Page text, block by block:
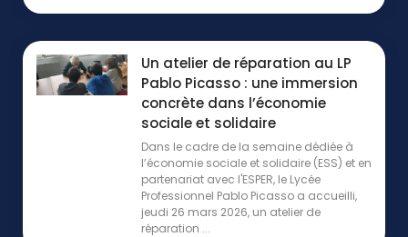
Un atelier de réparation au LP
Pablo Picasso : une immersion
concrète dans l’économie
sociale et solidaire
Dans le cadre de la semaine dédiée à
l’économie sociale et solidaire (ESS) et en
partenariat avec l'ESPER, le Lycée
Professionnel Pablo Picasso a accueilli,
jeudi 26 mars 2026, un atelier de
réparation ...